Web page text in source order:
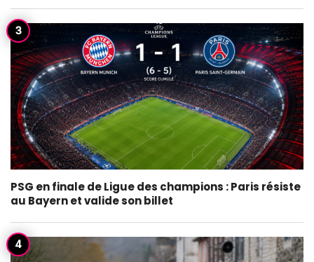
PSG en finale de Ligue des champions : Paris résiste
au Bayern et valide son billet